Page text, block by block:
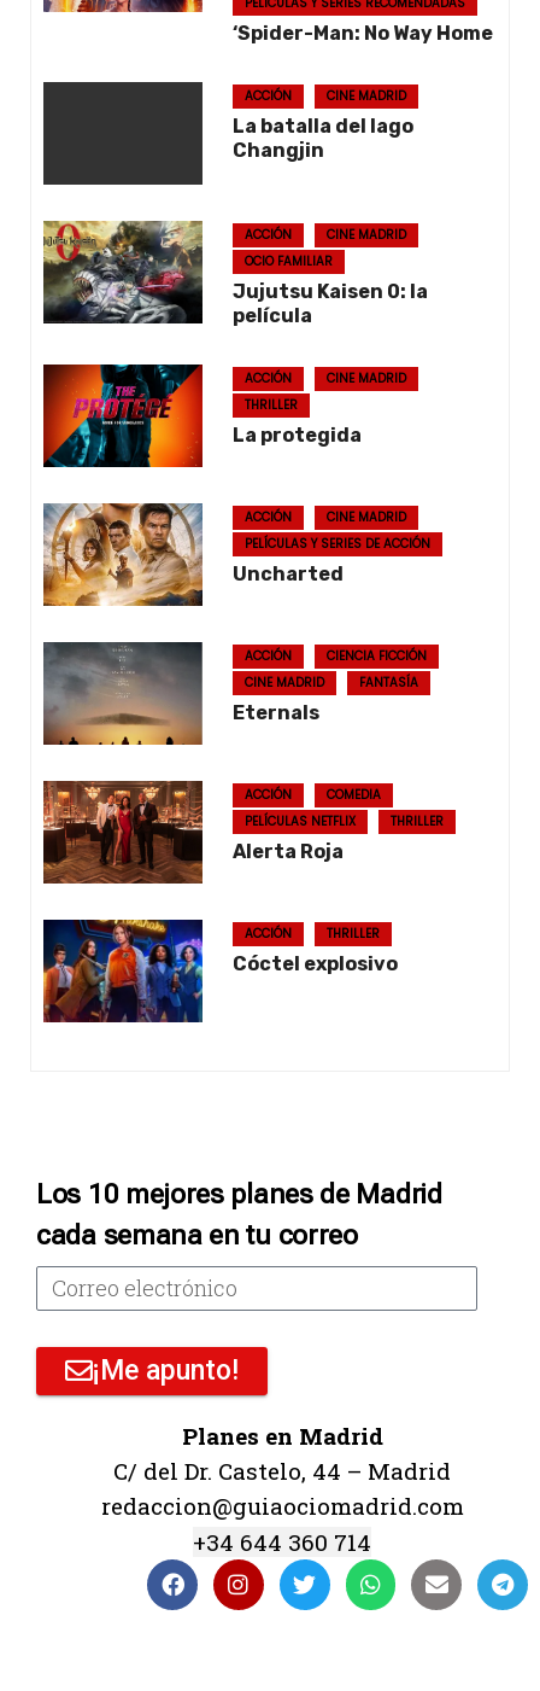
‘Spider-Man: No Way Home
ACCIÓN CINE MADRID
La batalla del lago
Changjin
ACCIÓN
CINE MADRID
OCIO FAMILIAR
Jujutsu Kaisen 0: la
película
ACCIÓN
CINE MADRID
THRILLER
La protegida
ACCIÓN
CINE MADRID
PELÍCULAS Y SERIES DE ACCIÓN
Uncharted
ACCIÓN
CIENCIA FICCIÓN
CINE MADRID
FANTASÍA
Eternals
ACCIÓN
COMEDIA
PELÍCULAS NETFLIX
THRILLER
Alerta Roja
ACCIÓN THRILLER
Cóctel explosivo
Los 10 mejores planes de Madrid
cada semana en tu correo
¡Me apunto!
Planes en Madrid
C/ del Dr. Castelo, 44 – Madrid
redaccion@guiaociomadrid.com
+34 644 360 714